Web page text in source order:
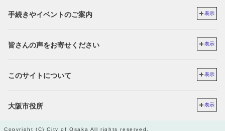
手続きやイベントのご案内 表示
皆さんの声をお寄せください 表示
このサイトについて 表示
大阪市役所 表示
Copyright (C) City of Osaka All rights reserved.